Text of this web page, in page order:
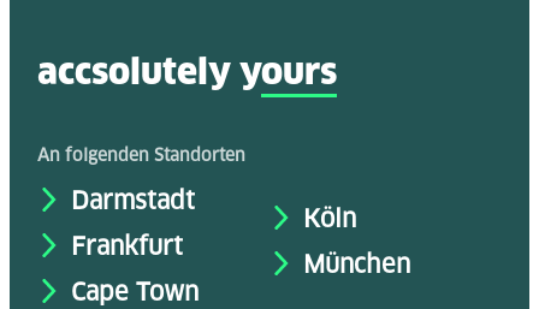
accsolutely yours
An folgenden Standorten
Darmstadt
Frankfurt
Cape Town
Köln
München